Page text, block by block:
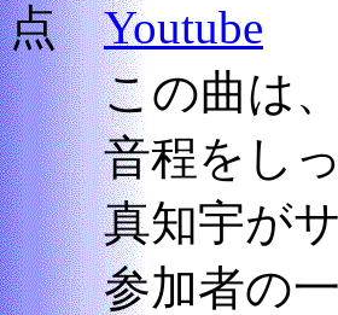
点Youtube
この曲は、
音程をしっ
真知宇がサ
参加者の一